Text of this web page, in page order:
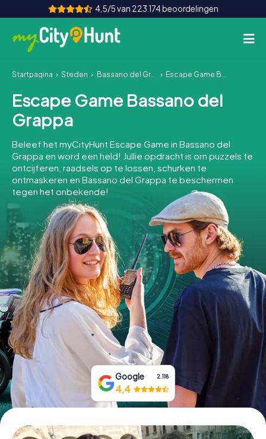
4,5/5 van 223.174 beoordelingen
Hoe het werkt
Steden
Tours
Teamevenement
Tickets
INT AT CH
DE
ES
FR UK
IE
IT
NL
Boek tickets
Koop cadeaubonnen
Startpagina Steden Bassano del Grappa Escape Game Bassano del Grappa
Escape Game Bassano del
Grappa
Beleef het myCityHunt Escape Game in Bassano del
Grappa en word een held! Jullie opdracht is om puzzels te
ontcijferen, raadsels op te lossen, schurken te
ontmaskeren en Bassano del Grappa te beschermen
tegen het onbekende!
Google 2.118
4,4